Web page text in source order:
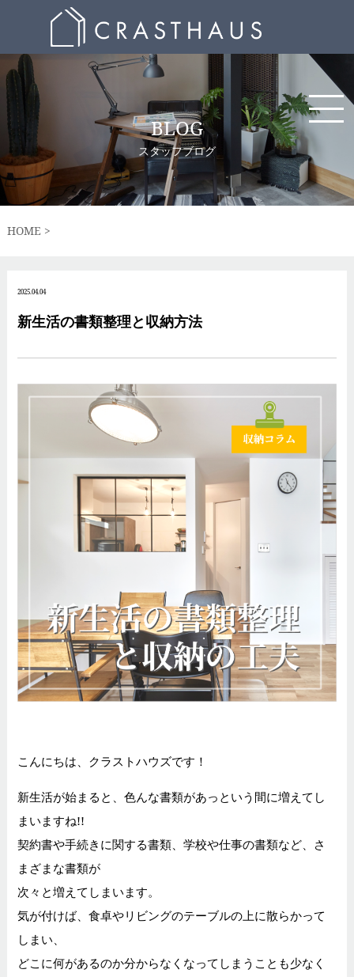
BLOG
スタッフブログ
HOME
2025.04.04
新生活の書類整理と収納方法
こんにちは、クラストハウズです！
新生活が始まると、色んな書類があっという間に増えてし
まいますね!!
契約書や手続きに関する書類、学校や仕事の書類など、さ
まざまな書類が
次々と増えてしまいます。
気が付けば、食卓やリビングのテーブルの上に散らかって
しまい、
どこに何があるのか分からなくなってしまうことも少なく